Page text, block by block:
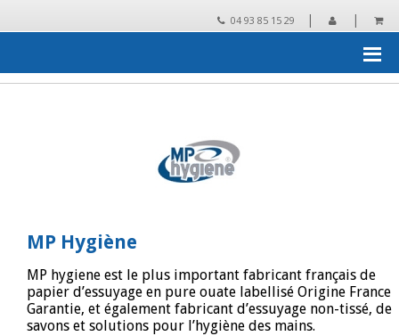
04 93 85 15 29 | |
MP
MP Hygiène
MP hygiene est le plus important fabricant français de
papier d’essuyage en pure ouate labellisé Origine France
Garantie, et également fabricant d’essuyage non-tissé, de
savons et solutions pour l’hygiène des mains.